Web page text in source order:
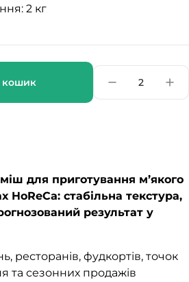
2 кг
кошик
для приготування м’якого
HoReCa: стабільна текстура,
результат у
ресторанів, фудкортів, точок
та сезонних продажів